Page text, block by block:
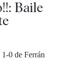
Baile
0 de Ferrán